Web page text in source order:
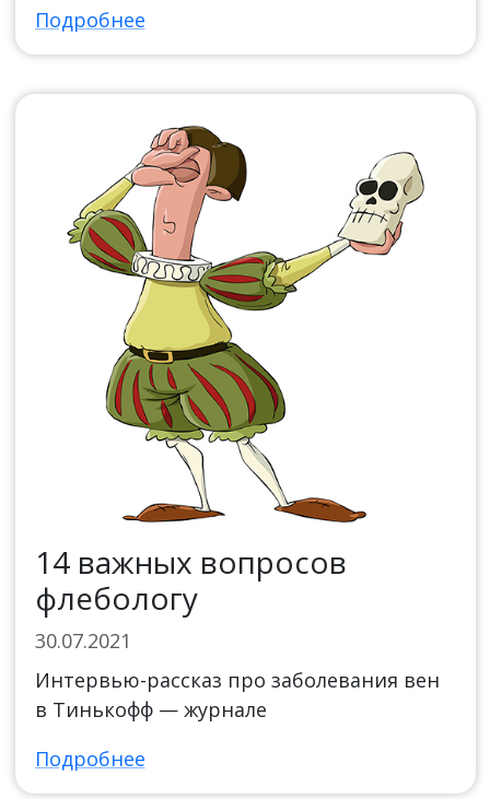
Подробнее
14 важных вопросов
флебологу
30.07.2021
Интервью-рассказ про заболевания вен
в Тинькофф — журнале
Подробнее